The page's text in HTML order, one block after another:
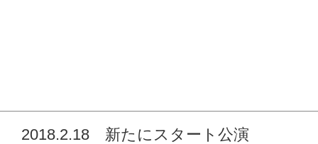
2018.2.18 新たにスタート公演